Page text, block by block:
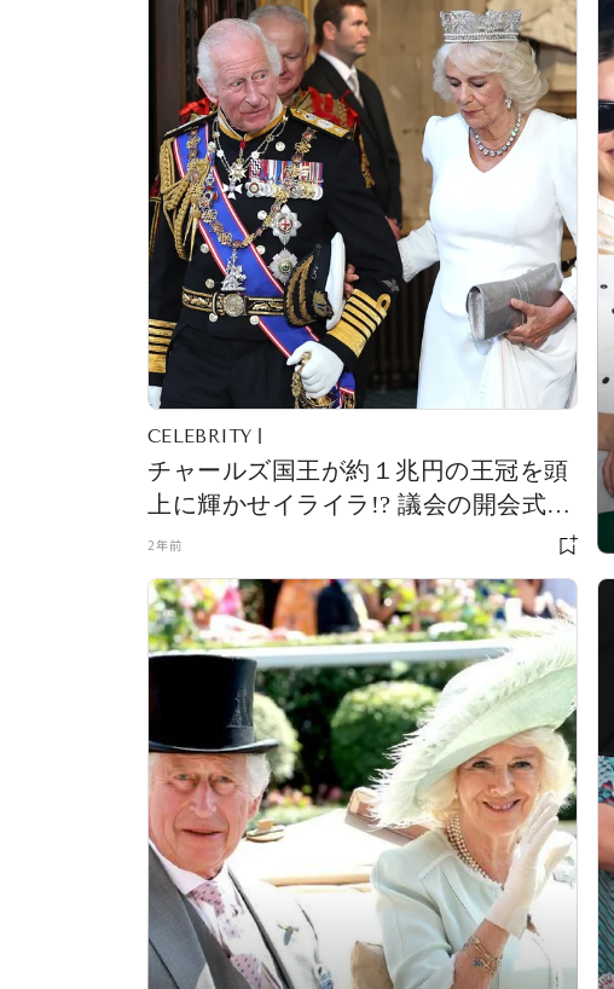
CELEBRITY
チャールズ国王が約１兆円の王冠を頭
上に輝かせイライラ!? 議会の開会式で
着用していたローブの不具合に、“キ
レ気味”な動画が話題に
2年前